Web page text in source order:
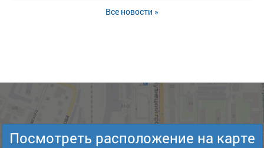
Все новости »
Посмотреть расположение на карте